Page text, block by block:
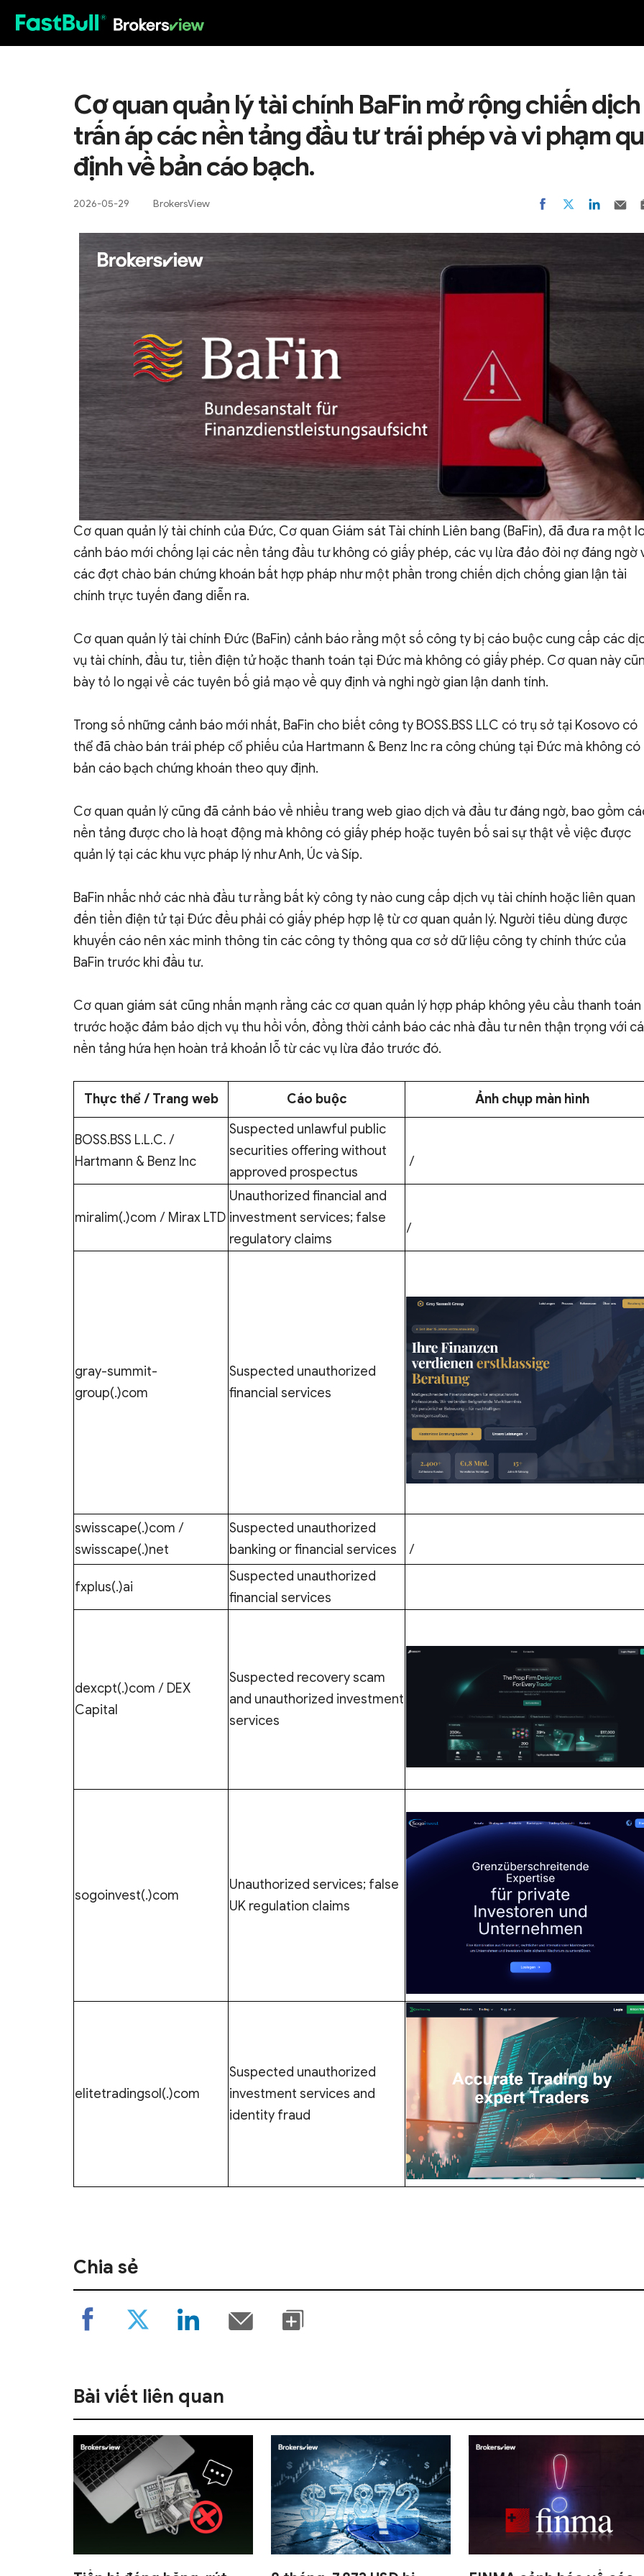
Cơ quan quản lý tài chính BaFin mở rộng chiến dịch
trấn áp các nền tảng đầu tư trái phép và vi phạm
định về bản cáo bạch.
2026-05-29 BrokersView
Cơ quan quản lý tài chính của Đức, Cơ quan Giám sát Tài chính Liên bang (BaFin), đã đưa ra một
cảnh báo mới chống lại các nền tảng đầu tư không có giấy phép, các vụ lừa đảo đòi nợ đáng ngờ
các đợt chào bán chứng khoán bất hợp pháp như một phần trong chiến dịch chống gian lận tài
chính trực tuyến đang diễn ra.
Cơ quan quản lý tài chính Đức (BaFin) cảnh báo rằng một số công ty bị cáo buộc cung cấp các
vụ tài chính, đầu tư, tiền điện tử hoặc thanh toán tại Đức mà không có giấy phép. Cơ quan này
bày tỏ lo ngại về các tuyên bố giả mạo về quy định và nghi ngờ gian lận danh tính.
Trong số những cảnh báo mới nhất, BaFin cho biết công ty BOSS.BSS LLC có trụ sở tại Kosovo có
thể đã chào bán trái phép cổ phiếu của Hartmann & Benz Inc ra công chúng tại Đức mà không có
bản cáo bạch chứng khoán theo quy định.
Cơ quan quản lý cũng đã cảnh báo về nhiều trang web giao dịch và đầu tư đáng ngờ, bao gồm
nền tảng được cho là hoạt động mà không có giấy phép hoặc tuyên bố sai sự thật về việc được
quản lý tại các khu vực pháp lý như Anh, Úc và Síp.
BaFin nhắc nhở các nhà đầu tư rằng bất kỳ công ty nào cung cấp dịch vụ tài chính hoặc liên quan
đến tiền điện tử tại Đức đều phải có giấy phép hợp lệ từ cơ quan quản lý. Người tiêu dùng được
khuyến cáo nên xác minh thông tin các công ty thông qua cơ sở dữ liệu công ty chính thức của
BaFin trước khi đầu tư.
Cơ quan giám sát cũng nhấn mạnh rằng các cơ quan quản lý hợp pháp không yêu cầu thanh toán
trước hoặc đảm bảo dịch vụ thu hồi vốn, đồng thời cảnh báo các nhà đầu tư nên thận trọng với
nền tảng hứa hẹn hoàn trả khoản lỗ từ các vụ lừa đảo trước đó.
Thực thể / Trang web Cáo buộc Ảnh chụp màn hình
BOSS.BSS L.L.C. /
Hartmann & Benz Inc
Suspected unlawful public
securities offering without
approved prospectus
/
miralim(.)com / Mirax LTD
Unauthorized financial and
investment services; false
regulatory claims
/
gray-summit-
group(.)com
Suspected unauthorized
financial services
swisscape(.)com /
swisscape(.)net
Suspected unauthorized
banking or financial services
/
fxplus(.)ai
Suspected unauthorized
financial services
dexcpt(.)com / DEX
Capital
Suspected recovery scam
and unauthorized investment
services
sogoinvest(.)com
Unauthorized services; false
UK regulation claims
elitetradingsol(.)com
Suspected unauthorized
investment services and
identity fraud
Chia sẻ
Bài viết liên quan